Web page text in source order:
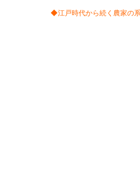
◆江戸時代から続く農家の